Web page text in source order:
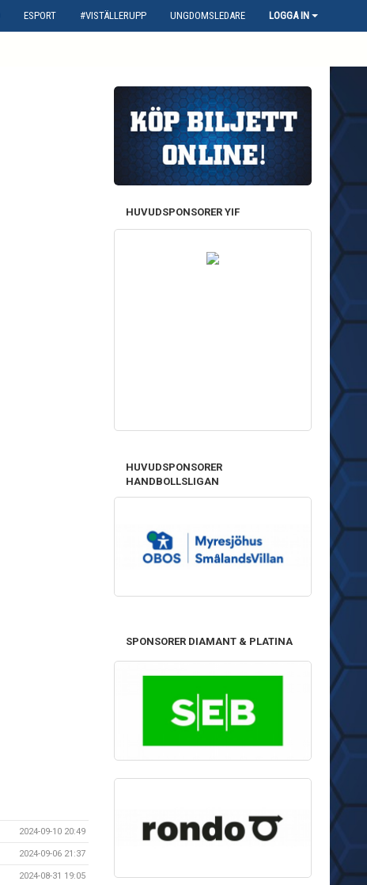
ESPORT #VISTÄLLERUPP UNGDOMSLEDARE LOGGA IN
2024-09-10 20:49
2024-09-06 21:37
2024-08-31 19:05
HUVUDSPONSORER YIF
HUVUDSPONSORER
HANDBOLLSLIGAN
SPONSORER DIAMANT & PLATINA